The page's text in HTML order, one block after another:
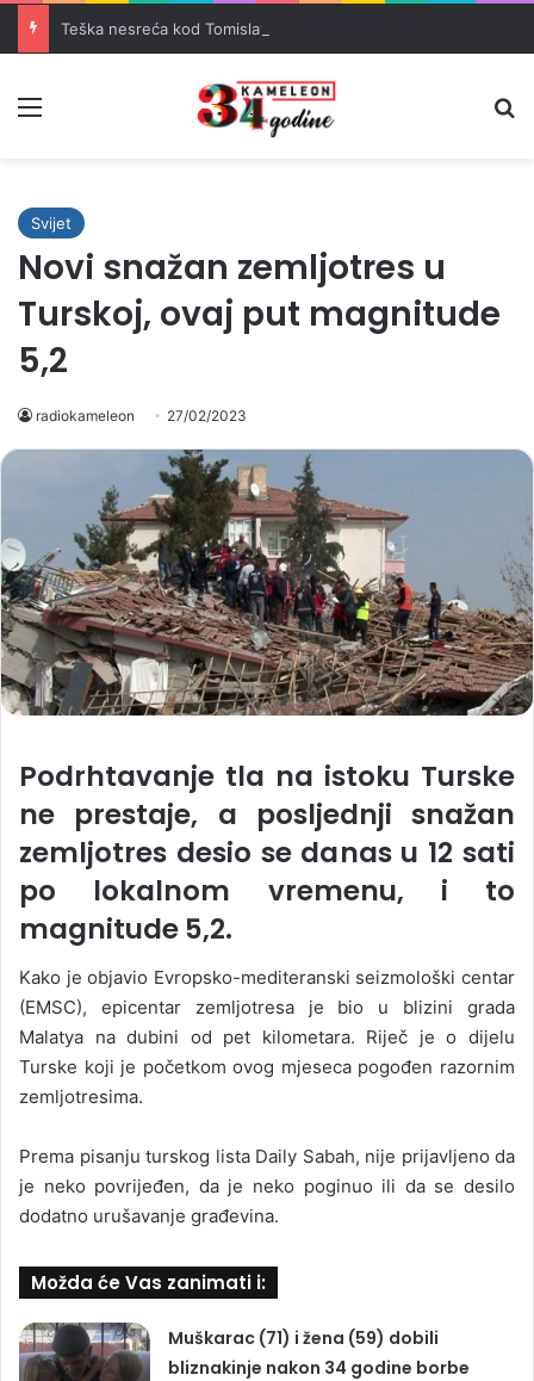
Svijet
Novi snažan zemljotres u
Turskoj, ovaj put magnitude
5,2
radiokameleon 27/02/2023
Podrhtavanje tla na istoku Turske
ne prestaje, a posljednji snažan
zemljotres desio se danas u 12 sati
po lokalnom vremenu, i to
magnitude 5,2.
Kako je objavio Evropsko-mediteranski seizmološki centar
(EMSC), epicentar zemljotresa je bio u blizini grada
Malatya na dubini od pet kilometara. Riječ je o dijelu
Turske koji je početkom ovog mjeseca pogođen razornim
zemljotresima.
Prema pisanju turskog lista Daily Sabah, nije prijavljeno da
je neko povrijeđen, da je neko poginuo ili da se desilo
dodatno urušavanje građevina.
Možda će Vas zanimati i:
Muškarac (71) i žena (59) dobili
bliznakinje nakon 34 godine borbe